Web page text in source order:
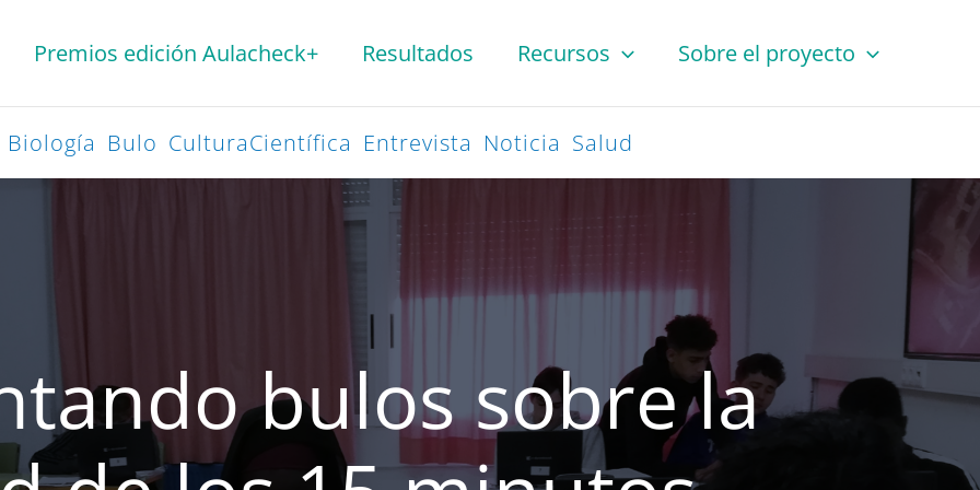
Premios edición Aulacheck+ Resultados Recursos Sobre el proyecto
Biología Bulo CulturaCientífica Entrevista Noticia Salud
bulos sobre la